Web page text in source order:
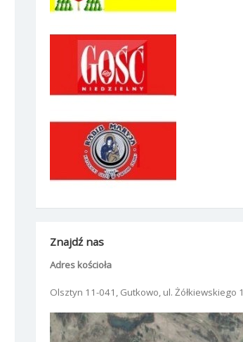
Znajdź nas
Adres kościoła
Olsztyn 11-041, Gutkowo, ul. Żółkiewskiego 1